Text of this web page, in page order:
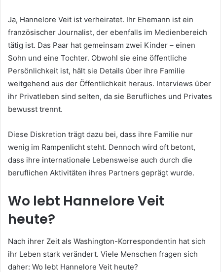
Ja, Hannelore Veit ist verheiratet. Ihr Ehemann ist ein
französischer Journalist, der ebenfalls im Medienbereich
tätig ist. Das Paar hat gemeinsam zwei Kinder – einen
Sohn und eine Tochter. Obwohl sie eine öffentliche
Persönlichkeit ist, hält sie Details über ihre Familie
weitgehend aus der Öffentlichkeit heraus. Interviews über
ihr Privatleben sind selten, da sie Berufliches und Privates
bewusst trennt.
Diese Diskretion trägt dazu bei, dass ihre Familie nur
wenig im Rampenlicht steht. Dennoch wird oft betont,
dass ihre internationale Lebensweise auch durch die
beruflichen Aktivitäten ihres Partners geprägt wurde.
Wo lebt Hannelore Veit
heute?
Nach ihrer Zeit als Washington-Korrespondentin hat sich
ihr Leben stark verändert. Viele Menschen fragen sich
daher: Wo lebt Hannelore Veit heute?